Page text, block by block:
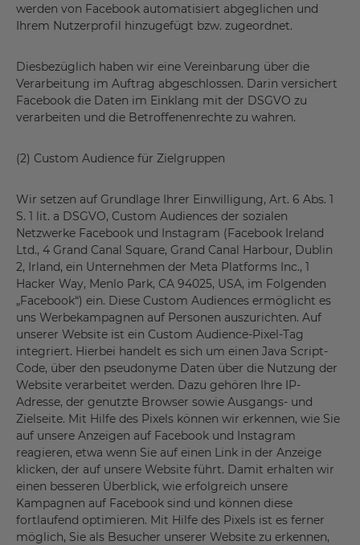
werden von Facebook automatisiert abgeglichen und
Ihrem Nutzerprofil hinzugefügt bzw. zugeordnet.
Diesbezüglich haben wir eine Vereinbarung über die
Verarbeitung im Auftrag abgeschlossen. Darin versichert
Facebook die Daten im Einklang mit der DSGVO zu
verarbeiten und die Betroffenenrechte zu wahren.
(2) Custom Audience für Zielgruppen
Wir setzen auf Grundlage Ihrer Einwilligung, Art. 6 Abs. 1
S. 1 lit. a DSGVO, Custom Audiences der sozialen
Netzwerke Facebook und Instagram (Facebook Ireland
Ltd., 4 Grand Canal Square, Grand Canal Harbour, Dublin
2, Irland, ein Unternehmen der Meta Platforms Inc., 1
Hacker Way, Menlo Park, CA 94025, USA, im Folgenden
„Facebook“) ein. Diese Custom Audiences ermöglicht es
uns Werbekampagnen auf Personen auszurichten. Auf
unserer Website ist ein Custom Audience-Pixel-Tag
integriert. Hierbei handelt es sich um einen Java Script-
Code, über den pseudonyme Daten über die Nutzung der
Website verarbeitet werden. Dazu gehören Ihre IP-
Adresse, der genutzte Browser sowie Ausgangs- und
Zielseite. Mit Hilfe des Pixels können wir erkennen, wie Sie
auf unsere Anzeigen auf Facebook und Instagram
reagieren, etwa wenn Sie auf einen Link in der Anzeige
klicken, der auf unsere Website führt. Damit erhalten wir
einen besseren Überblick, wie erfolgreich unsere
Kampagnen auf Facebook sind und können diese
fortlaufend optimieren. Mit Hilfe des Pixels ist es ferner
möglich, Sie als Besucher unserer Website zu erkennen,